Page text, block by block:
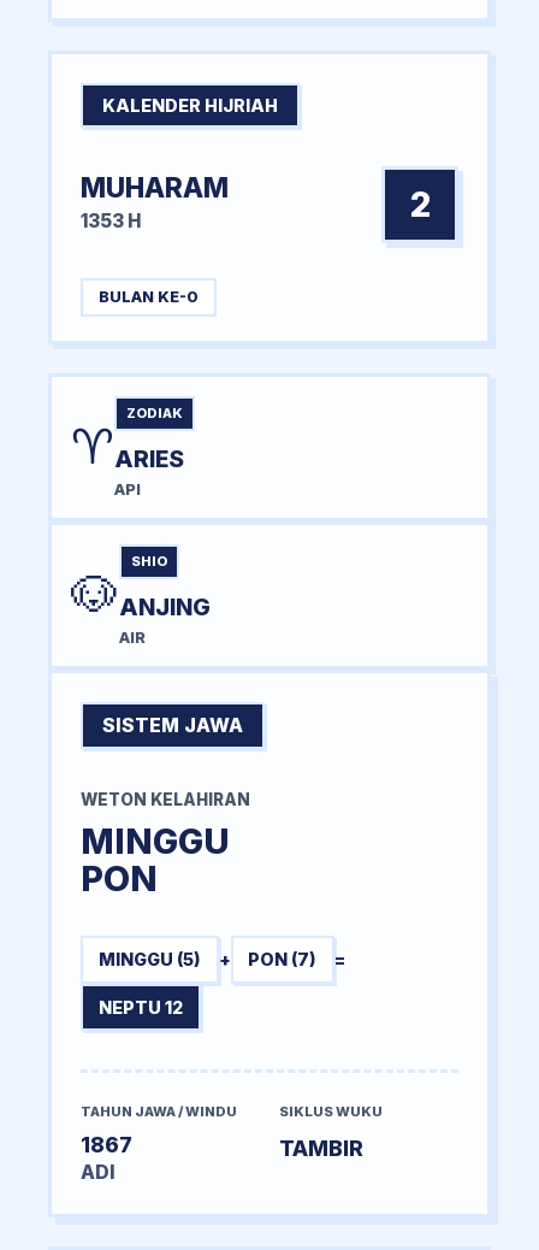
KALENDER HIJRIAH
MUHARAM
1353 H 2
BULAN KE-0
♈
ZODIAK
ARIES
API
🐶
SHIO
ANJING
AIR
SISTEM JAWA
WETON KELAHIRAN
MINGGU
PON
MINGGU (5) + PON (7) =
NEPTU 12
TAHUN JAWA / WINDU
1867
ADI
SIKLUS WUKU
TAMBIR